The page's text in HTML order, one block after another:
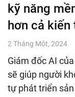
kỹ năng
hơn cả kiến
2 Tháng Một, 2024
Giám đốc AI
sẽ giúp người
tự phát triển